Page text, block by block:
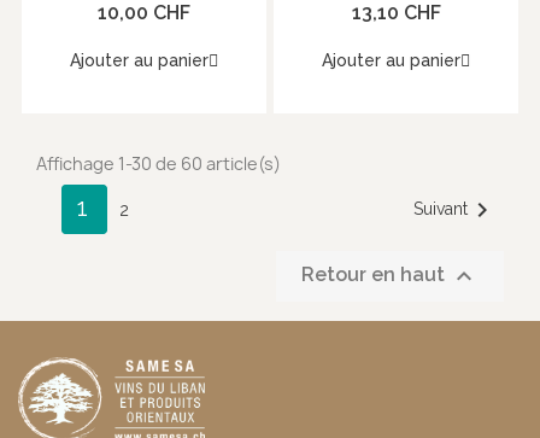
10,00 CHF
Ajouter au panier
13,10 CHF
Ajouter au panier
Affichage 1-30 de 60 article(s)
1 2 Suivant 
Retour en haut 